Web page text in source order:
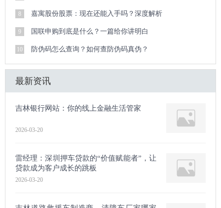
8 嘉寓股份股票：现在还能入手吗？深度解析
9 国联申购到底是什么？一篇给你讲明白
10 防伪码怎么查询？如何查防伪码真伪？
最新资讯
吉林银行网站：你的线上金融生活管家
2026-03-20
雷经理：深圳押车贷款的“价值赋能者”，让
贷款成为客户成长的跳板
2026-03-20